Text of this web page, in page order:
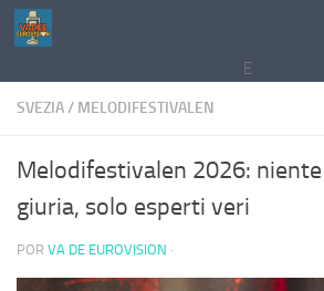
Saltar al contenido
E
SVEZIA/ MELODIFESTIVALEN
Melodifestivalen 2026:
giuria, solo esperti veri
POR VA DE EUROVISION ·